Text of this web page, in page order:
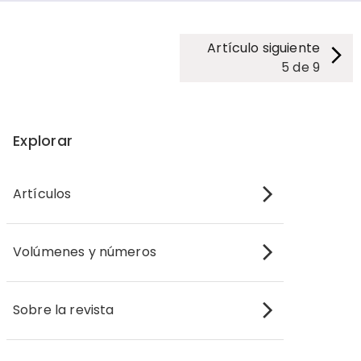
Artículo siguiente
5 de9
Explorar
Artículos
Volúmenes y números
Sobre la revista